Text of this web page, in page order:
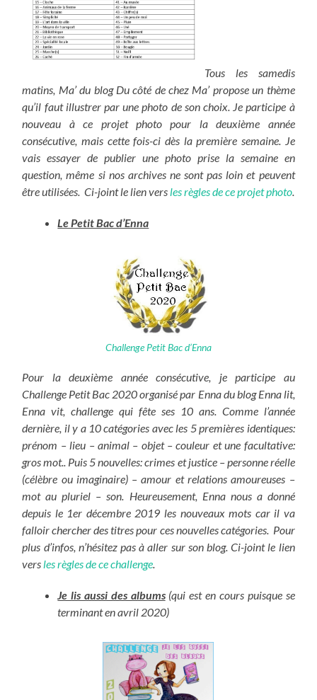
Tous les samedis
matins, Ma’ du blog Du côté de chez Ma’ propose un thème
qu’il faut illustrer par une photo de son choix. Je participe à
nouveau à ce projet photo pour la deuxième année
consécutive, mais cette fois-ci dès la première semaine. Je
vais essayer de publier une photo prise la semaine en
question, même si nos archives ne sont pas loin et peuvent
être utilisées. Ci-joint le lien versles règles de ce projet photo.
Le Petit Bac d’Enna
Challenge Petit Bac d’Enna
Pour la deuxième année consécutive, je participe au
Challenge Petit Bac 2020 organisé par Enna du blog Enna lit,
Enna vit, challenge qui fête ses 10 ans. Comme l’année
dernière, il y a 10 catégories avec les 5 premières identiques:
prénom – lieu – animal – objet – couleur et une facultative:
gros mot.. Puis 5 nouvelles: crimes et justice – personne réelle
(célèbre ou imaginaire) – amour et relations amoureuses –
mot au pluriel – son. Heureusement, Enna nous a donné
depuis le 1er décembre 2019 les nouveaux mots car il va
falloir chercher des titres pour ces nouvelles catégories. Pour
plus d’infos, n’hésitez pas à aller sur son blog. Ci-joint le lien
vers les règles de ce challenge
Je lis aussi des albums(qui est en cours puisque se
terminant en avril 2020)